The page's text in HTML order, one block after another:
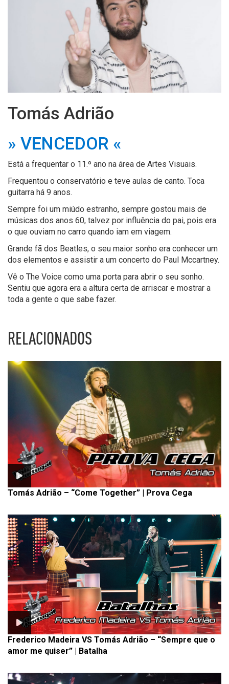
Tomás Adrião
» VENCEDOR «
Está a frequentar o 11.º ano na área de Artes Visuais.
Frequentou o conservatório e teve aulas de canto. Toca
guitarra há 9 anos.
Sempre foi um miúdo estranho, sempre gostou mais de
músicas dos anos 60, talvez por influência do pai, pois era
o que ouviam no carro quando iam em viagem.
Grande fã dos Beatles, o seu maior sonho era conhecer um
dos elementos e assistir a um concerto do Paul Mccartney.
Vê o The Voice como uma porta para abrir o seu sonho.
Sentiu que agora era a altura certa de arriscar e mostrar a
toda a gente o que sabe fazer.
RELACIONADOS
Tomás Adrião – “Come Together” | Prova Cega
Frederico Madeira VS Tomás Adrião – “Sempre que o
amor me quiser” | Batalha